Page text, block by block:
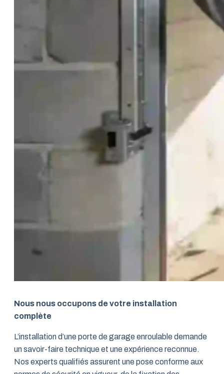
Nous nous occupons de votre installation
complète
L’installation d’une porte de garage enroulable demande
un savoir-faire technique et une expérience reconnue.
Nos experts qualifiés assurent une pose conforme aux